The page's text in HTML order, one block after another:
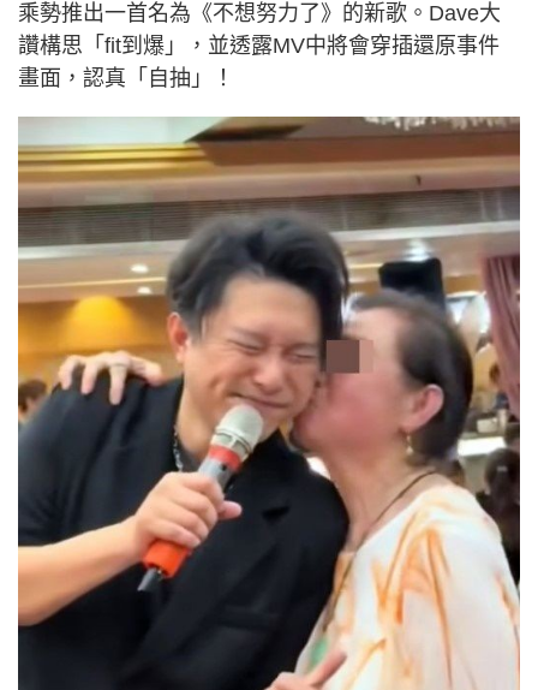
乘勢推出一首名為《不想努力了》的新歌。Dave大
讚構思「fit到爆」，並透露MV中將會穿插還原事件
畫面，認真「自抽」！